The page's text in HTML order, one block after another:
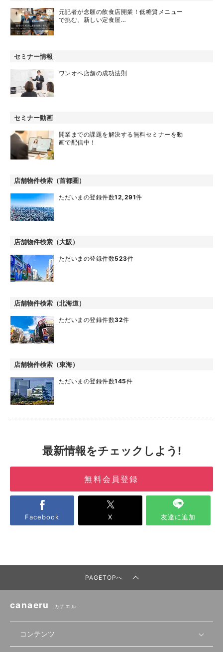
元記者が念願の飲食店開業！低糖質メニュー
で挑む、新しい定食屋…
セミナー情報
ワンオペ店舗の成功法則
セミナー動画
開業までの課題を解決する無料セミナーを動
画で配信中！
店舗物件検索（首都圏）
ただいまの登録件数12,291件
店舗物件検索（大阪）
ただいまの登録件数523件
店舗物件検索（北海道）
ただいまの登録件数32件
店舗物件検索（東海）
ただいまの登録件数145件
最新情報をチェックしよう!
無料会員登録
Facebook X 友達に追加
PAGETOPへ
canaeru カナエル
コンテンツ